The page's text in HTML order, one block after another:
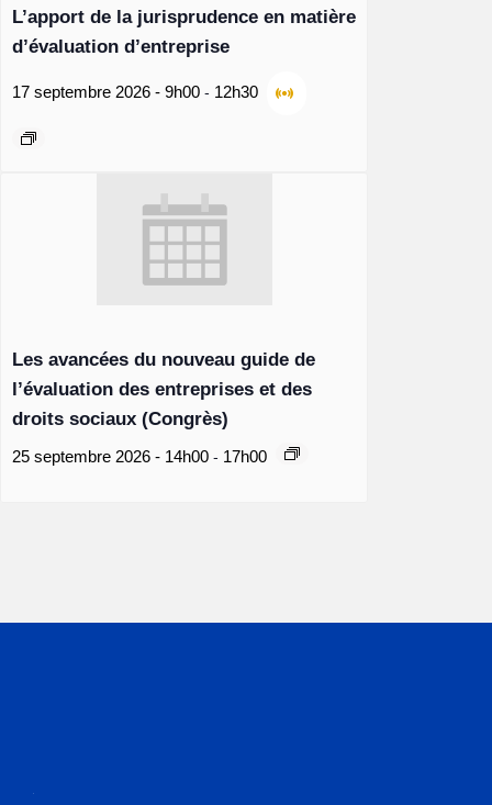
L’apport de la jurisprudence en matière
d’évaluation d’entreprise
17 septembre 2026 - 9h00 - 12h30
Les avancées du nouveau guide de
l’évaluation des entreprises et des
droits sociaux (Congrès)
25 septembre 2026 - 14h00 - 17h00